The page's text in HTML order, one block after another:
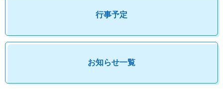
行事予定
お知らせ一覧